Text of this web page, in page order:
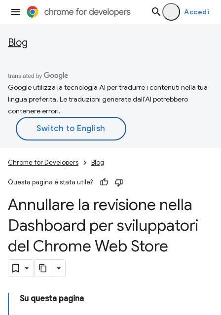
Accedi
Blog
Google utilizza la tecnologia AI per tradurre i contenuti nella tua
lingua preferita. Le traduzioni generate dall'AI potrebbero
contenere errori.
Chrome for Developers Blog
Questa pagina è stata utile?
Annullare la revisione nella
Dashboard per sviluppatori
del Chrome Web Store
Su questa pagina